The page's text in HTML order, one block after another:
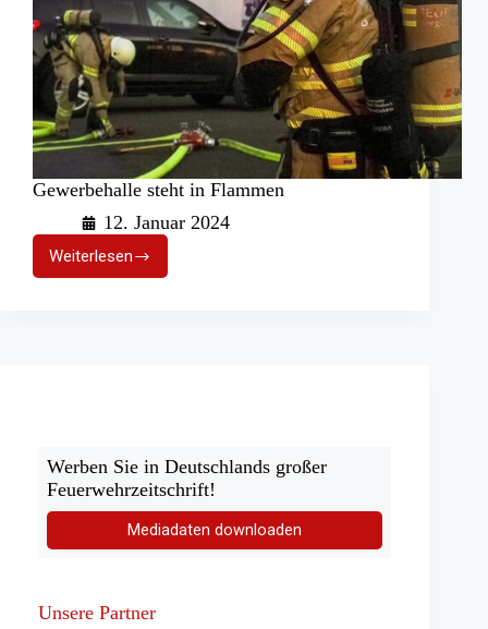
Gewerbehalle steht in Flammen
12. Januar 2024
WeiterlesenGewerbehalle
steht
Werben Sie in Deutschlands großer
Feuerwehrzeitschrift!
Mediadaten downloaden
Unsere Partner